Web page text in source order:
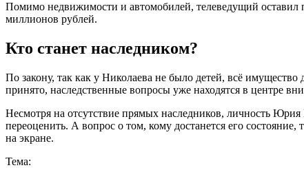
Помимо недвижимости и автомобилей, телеведущий оставил
миллионов рублей.
Кто станет наследником?
По закону, так как у Николаева не было детей, всё
принято, наследственные вопросы уже находятся в центре
Несмотря на отсутствие прямых наследников, личность Юрия
переоценить. А вопрос о том, кому достанется его
на экране.
Тема: